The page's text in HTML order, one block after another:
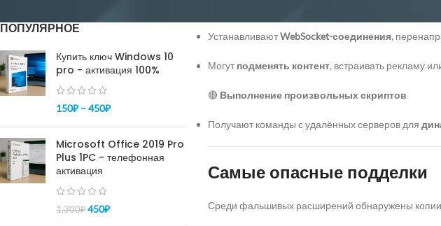
ПОПУЛЯРНОЕ
Купить ключ Windows 10
pro - активация 100%
150₽ –450₽
Microsoft Office 2019 Pro
Plus 1PC - телефонная
активация
1,300₽ 450₽
УстанавливаютWebSocket-соединения,
Могут подменять контент, встраивать рекламу
🔴 Выполнение произвольных скриптов
Получают команды с удалённых серверов для
Самые опасные подделки
Среди фальшивых расширений обнаружены копии